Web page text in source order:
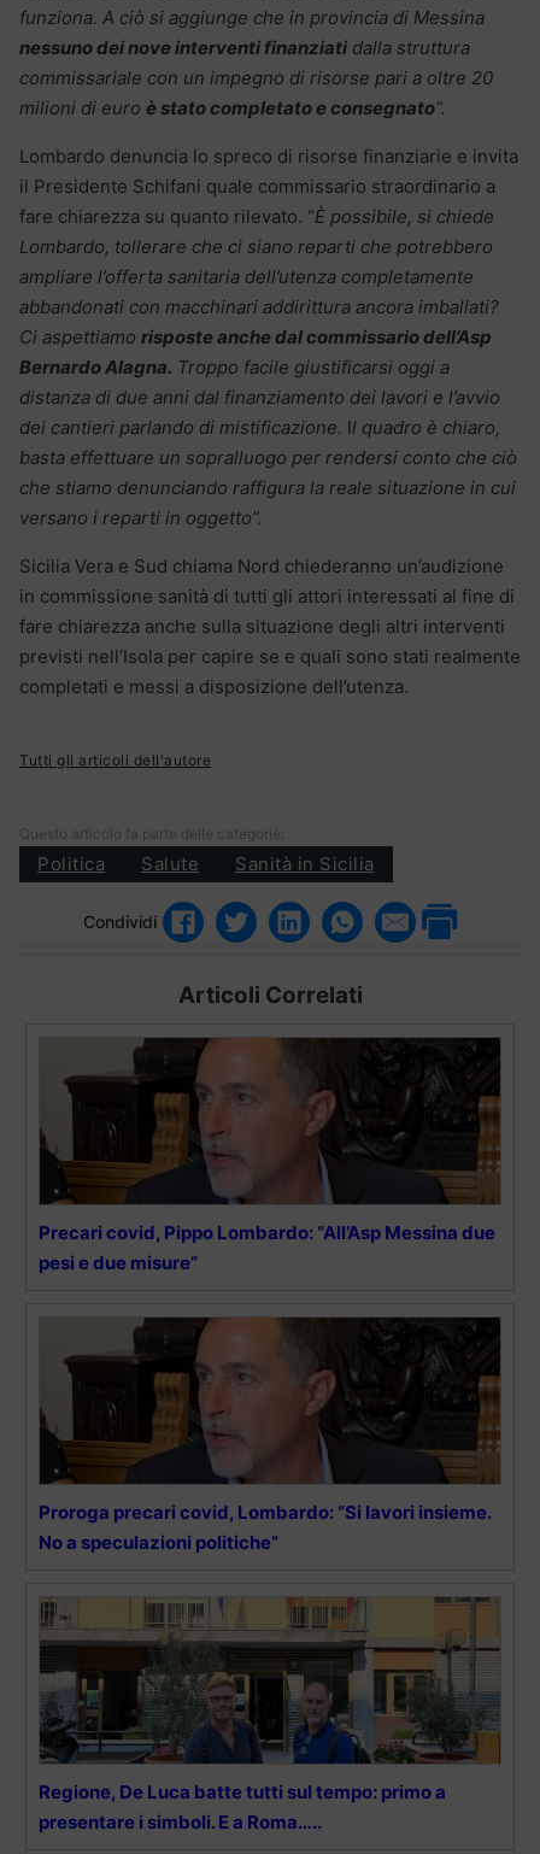
funziona. A ciò si aggiunge che in provincia di Messina
nessuno dei nove interventi finanziati dalla struttura
commissariale con un impegno di risorse pari a oltre 20
milioni di euro è stato completato e consegnato“.
Lombardo denuncia lo spreco di risorse finanziarie e invita
il Presidente Schifani quale commissario straordinario a
fare chiarezza su quanto rilevato. “È possibile, si chiede
Lombardo, tollerare che ci siano reparti che potrebbero
ampliare l’offerta sanitaria dell’utenza completamente
abbandonati con macchinari addirittura ancora imballati?
Ci aspettiamo risposte anche dal commissario dell’Asp
Bernardo Alagna. Troppo facile giustificarsi oggi a
distanza di due anni dal finanziamento dei lavori e l’avvio
dei cantieri parlando di mistificazione. Il quadro è chiaro,
basta effettuare un sopralluogo per rendersi conto che ciò
che stiamo denunciando raffigura la reale situazione in cui
versano i reparti in oggetto”.
Sicilia Vera e Sud chiama Nord chiederanno un’audizione
in commissione sanità di tutti gli attori interessati al fine di
fare chiarezza anche sulla situazione degli altri interventi
previsti nell’Isola per capire se e quali sono stati realmente
completati e messi a disposizione dell’utenza.
Tutti gli articoli dell'autore
Questo articolo fa parte delle categorie:
Politica Salute Sanità in Sicilia
Condividi
Articoli Correlati
Precari covid, Pippo Lombardo: “All’Asp Messina due
pesi e due misure”
Proroga precari covid, Lombardo: “Si lavori insieme.
No a speculazioni politiche”
Regione, De Luca batte tutti sul tempo: primo a
presentare i simboli. E a Roma…..